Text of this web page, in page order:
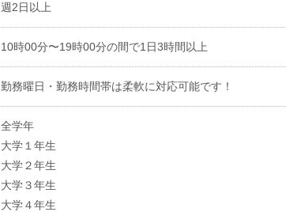
週2日以上
10時00分〜19時00分の間で1日3時間以上
勤務曜日・勤務時間帯は柔軟に対応可能です！
全学年
大学１年生
大学２年生
大学３年生
大学４年生